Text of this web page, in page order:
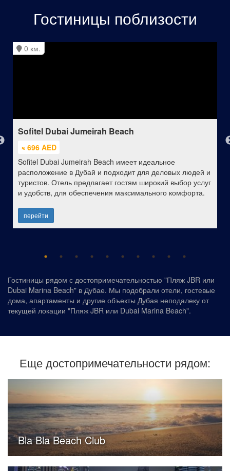
Гостиницы поблизости
0 км.
Sofitel Dubai Jumeirah Beach
≈ 696 AED
Sofitel Dubai Jumeirah Beach имеет идеальное
расположение в Дубай и подходит для деловых людей и
туристов. Отель предлагает гостям широкий выбор услуг
и удобств, для обеспечения максимального комфорта.
перейти
Гостиницы рядом с достопримечательностью "Пляж JBR или
Dubai Marina Beach" в Дубае. Мы подобрали отели, гостевые
дома, апартаменты и другие объекты Дубая неподалеку от
текущей локации "Пляж JBR или Dubai Marina Beach".
Еще достопримечательности рядом:
Bla Bla Beach Club